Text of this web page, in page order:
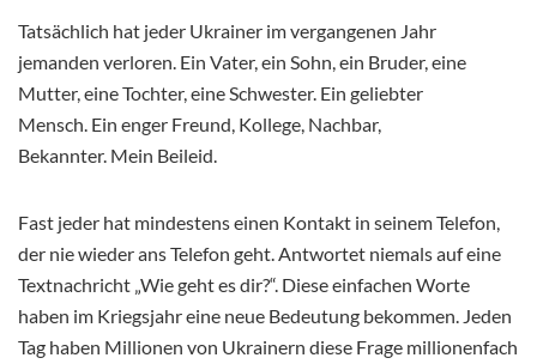
Tatsächlich hat jeder Ukrainer im vergangenen Jahr
jemanden verloren. Ein Vater, ein Sohn, ein Bruder, eine
Mutter, eine Tochter, eine Schwester. Ein geliebter
Mensch. Ein enger Freund, Kollege, Nachbar,
Bekannter. Mein Beileid.
Fast jeder hat mindestens einen Kontakt in seinem Telefon,
der nie wieder ans Telefon geht. Antwortet niemals auf eine
Textnachricht „Wie geht es dir?“. Diese einfachen Worte
haben im Kriegsjahr eine neue Bedeutung bekommen. Jeden
Tag haben Millionen von Ukrainern diese Frage millionenfach